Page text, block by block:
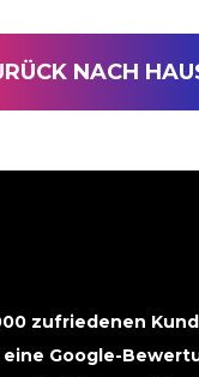
NACH
zufriedenen
eine Google-